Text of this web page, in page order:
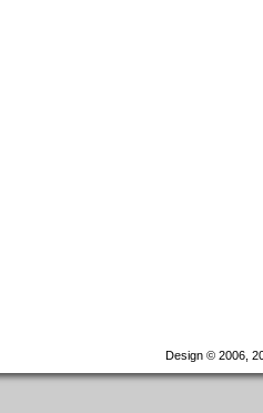
Design © 2006,